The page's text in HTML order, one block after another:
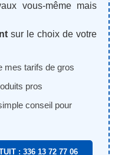
vous-même mais
sur le choix de votre
mes tarifs de gros
pros
conseil pour
: 336 13 72 77 06